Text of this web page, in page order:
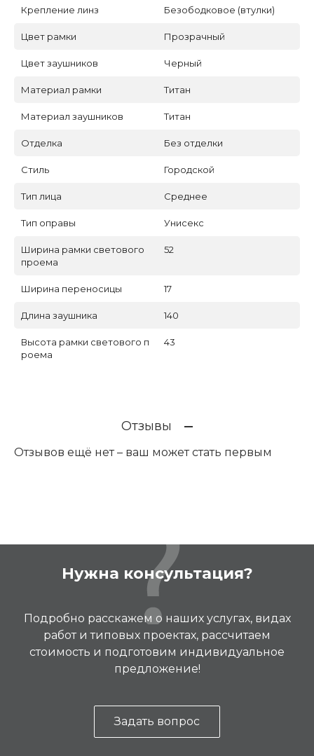
Крепление линз Безободковое (втулки)
Цвет рамки Прозрачный
Цвет заушников Черный
Материал рамки Титан
Материал заушников Титан
Отделка Без отделки
Стиль Городской
Тип лица Среднее
Тип оправы Унисекс
Ширина рамки светового
проема
52
Ширина переносицы 17
Длина заушника 140
Высота рамки светового п
роема
43
Отзывы
Отзывов ещё нет – ваш может стать первым
Нужна консультация?
Подробно расскажем о наших услугах, видах
работ и типовых проектах, рассчитаем
стоимость и подготовим индивидуальное
предложение!
Задать вопрос